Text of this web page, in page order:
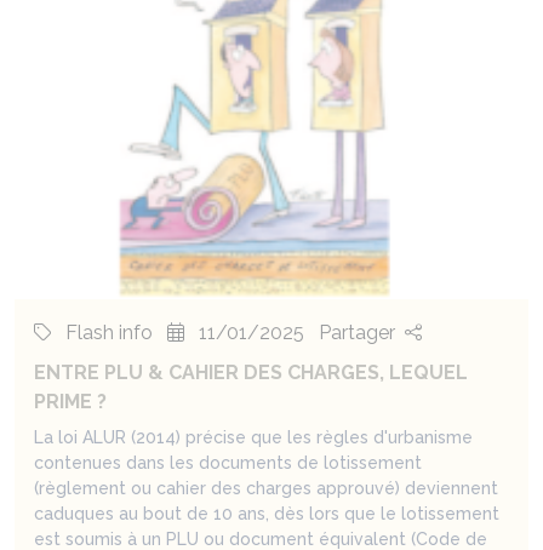
Flash info 11/01/2025
Partager
ENTRE PLU & CAHIER DES CHARGES, LEQUEL
PRIME ?
La loi ALUR (2014) précise que les règles d'urbanisme
contenues dans les documents de lotissement
(règlement ou cahier des charges approuvé) deviennent
caduques au bout de 10 ans, dès lors que le lotissement
est soumis à un PLU ou document équivalent (Code de